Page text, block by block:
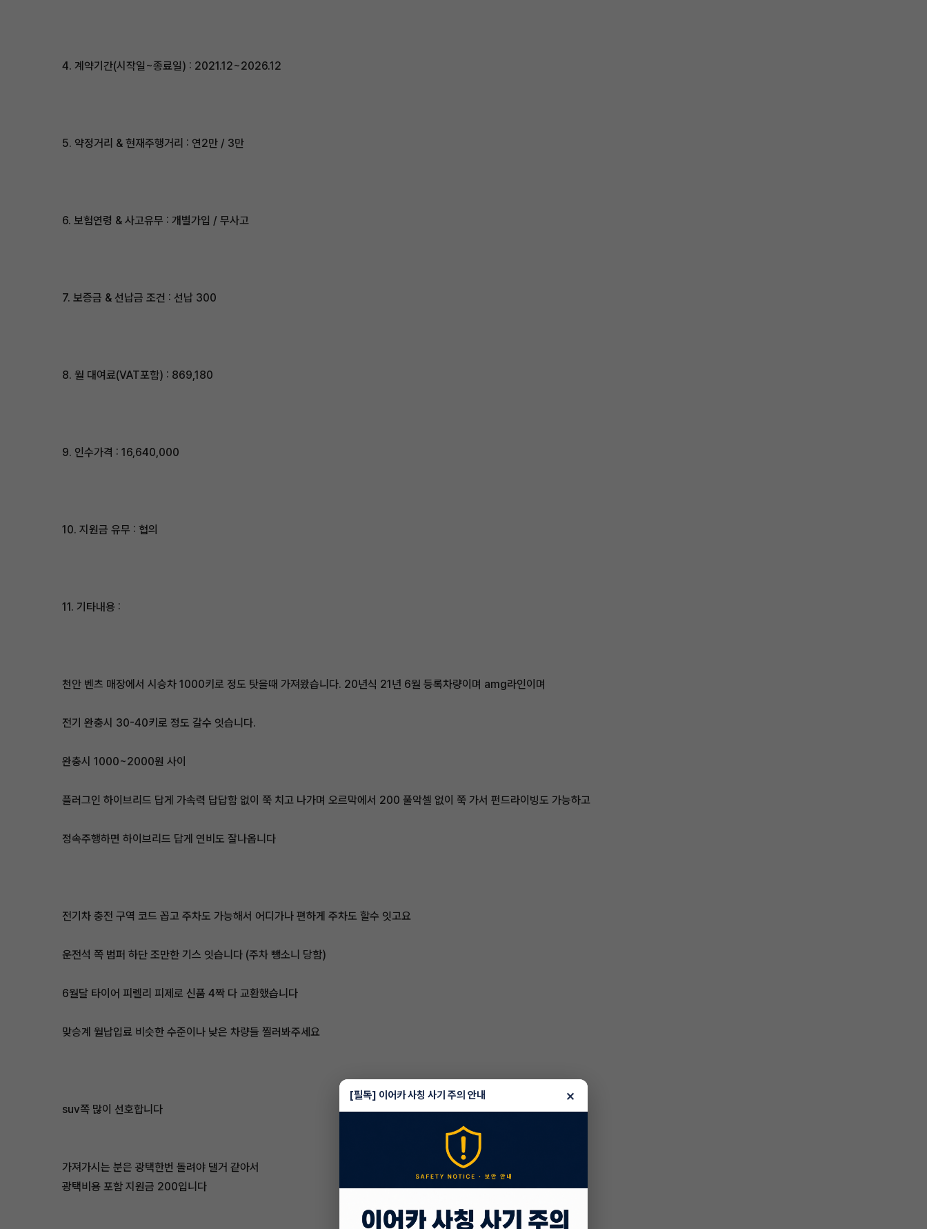
4. 계약기간(시작일~종료일) : 2021.12~2026.12
5. 약정거리 & 현재주행거리 : 연2만 / 3만
6. 보험연령 & 사고유무 : 개별가입 / 무사고
7. 보증금 & 선납금 조건 : 선납 300
8. 월 대여료(VAT포함) : 869,180
9. 인수가격 : 16,640,000
10. 지원금 유무 : 협의
11. 기타내용 :
천안 벤츠 매장에서 시승차 1000키로 정도 탓을때 가져왔습니다. 20년식 21년 6월 등록차량이며 amg라인이며
전기 완충시 30-40키로 정도 갈수 잇습니다.
완충시 1000~2000원 사이
플러그인 하이브리드 답게 가속력 답답함 없이 쭉 치고 나가며 오르막에서 200 풀악셀 없이 쭉 가서 펀드라이빙도 가능하고
정속주행하면 하이브리드 답게 연비도 잘나옵니다
전기차 충전 구역 코드 꼽고 주차도 가능해서 어디가나 편하게 주차도 할수 잇고요
운전석 쪽 범퍼 하단 조만한 기스 잇습니다 (주차 뺑소니 당함)
​6월달 타이어 피렐리 피제로 신품 4짝 다 교환했습니다
맞승계 월납입료 비슷한 수준이나 낮은 차량들 찔러봐주세요
suv쪽 많이 선호합니다
가져가시는 분은 광택한번 돌려야 댈거 같아서
광택비용 포함 지원금 200입니다
[필독] 이어카 사칭 사기 주의 안내 ×